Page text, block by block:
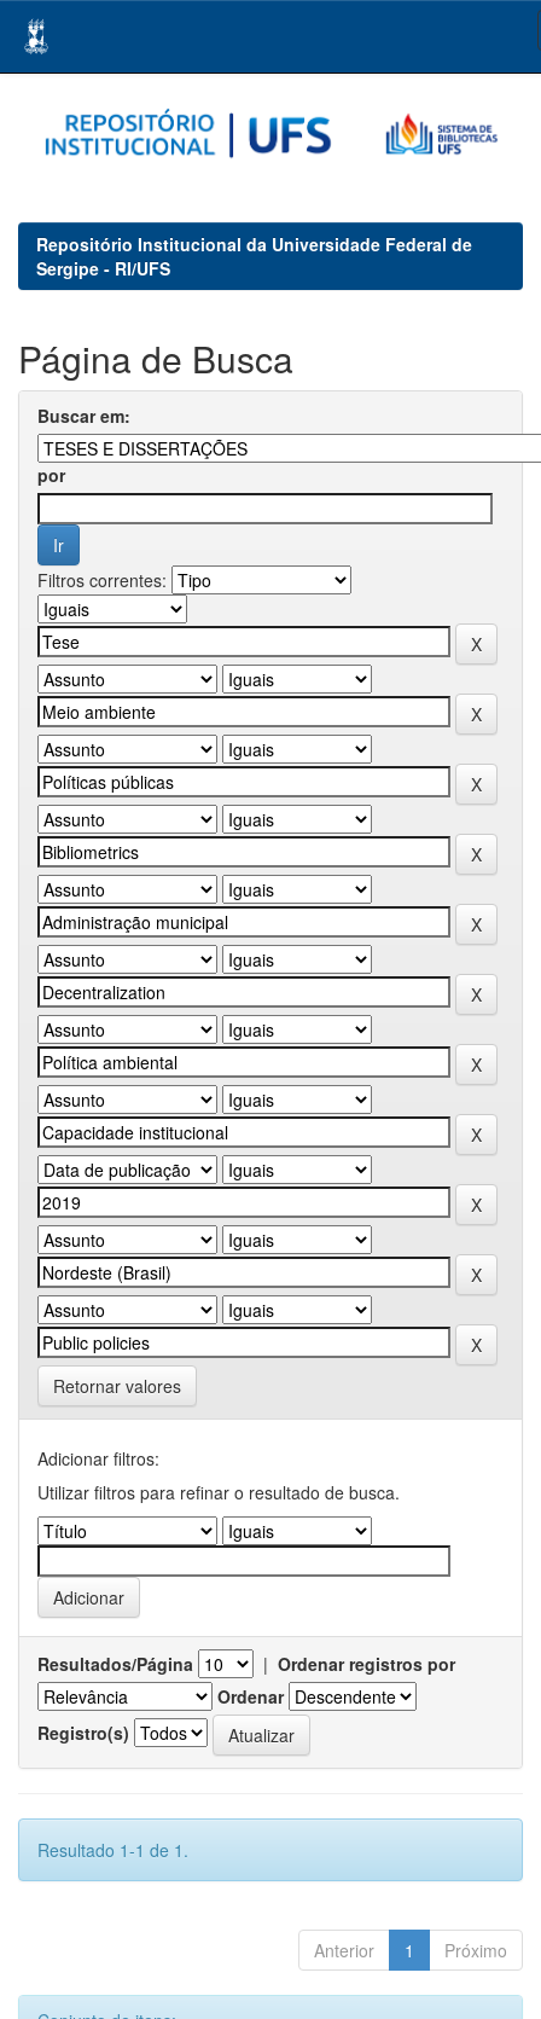
navigation
Repositório Institucional da Universidade Federal de
Sergipe - RI/UFS
Página de Busca
Buscar em:
por
Filtros correntes:
Retornar valores
Adicionar filtros:
Utilizar filtros para refinar o resultado de busca.
Resultados/Página | Ordenar registros por
Ordenar
Registro(s)
Resultado 1-1 de 1.
Anterior 1 Próximo